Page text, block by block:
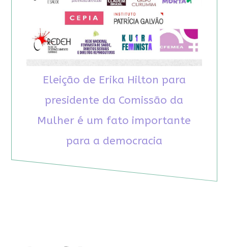
Eleição de Erika Hilton para
presidente da Comissão da
Mulher é um fato importante
para a democracia